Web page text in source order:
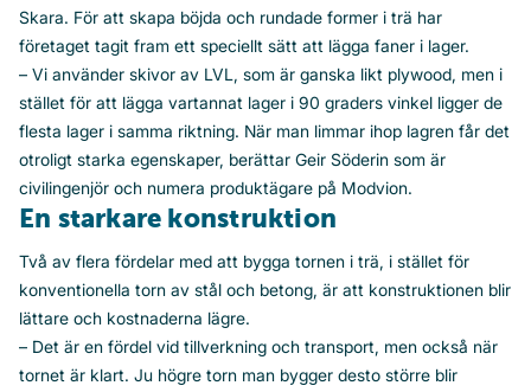
Skara. För att skapa böjda och rundade former i trä har
företaget tagit fram ett speciellt sätt att lägga faner i lager.
– Vi använder skivor av LVL, som är ganska likt plywood, men i
stället för att lägga vartannat lager i 90 graders vinkel ligger de
flesta lager i samma riktning. När man limmar ihop lagren får det
otroligt starka egenskaper, berättar Geir Söderin som är
civilingenjör och numera produktägare på Modvion.
En starkare konstruktion
Två av flera fördelar med att bygga tornen i trä, i stället för
konventionella torn av stål och betong, är att konstruktionen blir
lättare och kostnaderna lägre.
– Det är en fördel vid tillverkning och transport, men också när
tornet är klart. Ju högre torn man bygger desto större blir